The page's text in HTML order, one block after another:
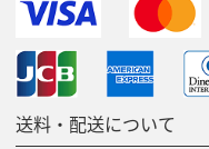
送料・配送について